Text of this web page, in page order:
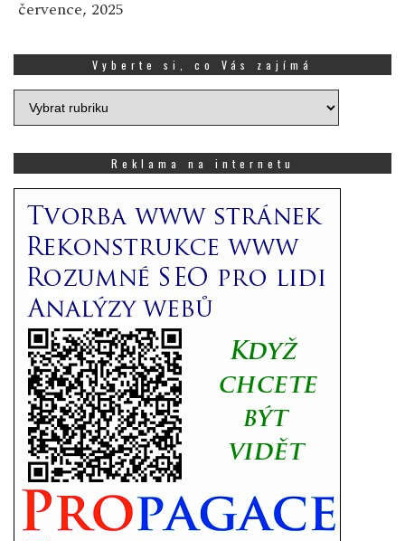
července, 2025
Vyberte si, co Vás zajímá
Vyberte
si,
zajímá
Reklama na internetu